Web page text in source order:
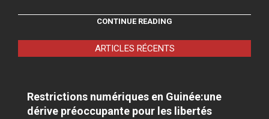
CONTINUE READING
ARTICLES RÉCENTS
Restrictions numériques en Guinée:une
dérive préoccupante pour les libertés